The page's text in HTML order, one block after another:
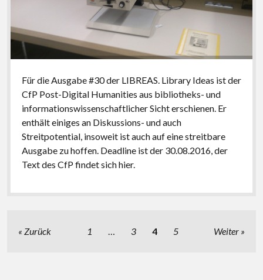
Für die Ausgabe #30 der LIBREAS. Library Ideas ist der
CfP Post-Digital Humanities aus bibliotheks- und
informationswissenschaftlicher Sicht erschienen. Er
enthält einiges an Diskussions- und auch
Streitpotential, insoweit ist auch auf eine streitbare
Ausgabe zu hoffen. Deadline ist der 30.08.2016, der
Text des CfP findet sich hier.
Seitennummerierung
Zurück 1 … 3 4 5 Weiter